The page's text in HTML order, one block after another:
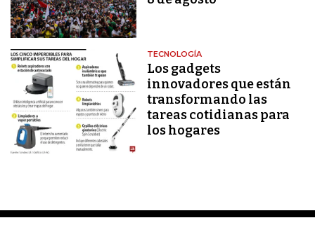
TECNOLOGÍA
Los gadgets
innovadores que están
transformando las
tareas cotidianas para
los hogares